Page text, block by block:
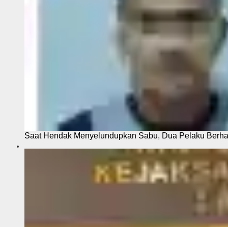
Saat Hendak Menyelundupkan Sabu, Dua Pelaku